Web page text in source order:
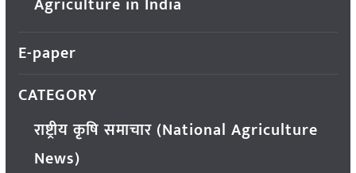
E-paper
CATEGORY
राष्ट्रीय कृषि समाचार (National Agriculture
News)